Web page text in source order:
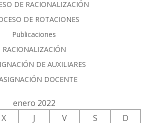
DE RACIONALIZACIÓN
DE ROTACIONES
Publicaciones
RACIONALIZACIÓN
DE AUXILIARES
DOCENTE
enero 2022
X J V S D